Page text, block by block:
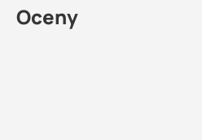
Oceny